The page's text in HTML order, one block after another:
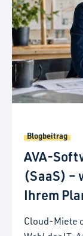
Blogbeitrag
AVA-
(SaaS) –
Ihrem
Cloud-Miete